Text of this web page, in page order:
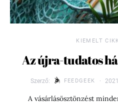
KIEMELT
Az újra-tudatos
Szerző: FEEDGEEK
A vásárlásösztönzést